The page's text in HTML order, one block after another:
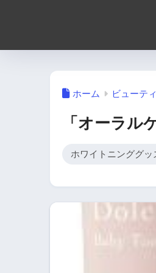
ホーム ビューテ
「オーラル
ホワイトニンググッ